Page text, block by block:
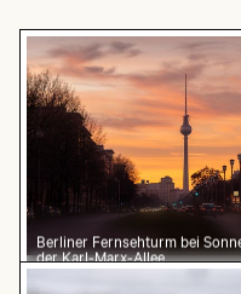
Berliner Fernsehturm
Berliner Fernsehturm bei
der Karl-Marx-Allee
Mit Frost bedecktes